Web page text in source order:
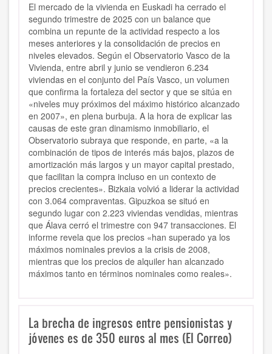
El mercado de la vivienda en Euskadi ha cerrado el
segundo trimestre de 2025 con un balance que
combina un repunte de la actividad respecto a los
meses anteriores y la consolidación de precios en
niveles elevados. Según el Observatorio Vasco de la
Vivienda, entre abril y junio se vendieron 6.234
viviendas en el conjunto del País Vasco, un volumen
que confirma la fortaleza del sector y que se sitúa en
«niveles muy próximos del máximo histórico alcanzado
en 2007», en plena burbuja. A la hora de explicar las
causas de este gran dinamismo inmobiliario, el
Observatorio subraya que responde, en parte, «a la
combinación de tipos de interés más bajos, plazos de
amortización más largos y un mayor capital prestado,
que facilitan la compra incluso en un contexto de
precios crecientes». Bizkaia volvió a liderar la actividad
con 3.064 compraventas. Gipuzkoa se situó en
segundo lugar con 2.223 viviendas vendidas, mientras
que Álava cerró el trimestre con 947 transacciones. El
informe revela que los precios «han superado ya los
máximos nominales previos a la crisis de 2008,
mientras que los precios de alquiler han alcanzado
máximos tanto en términos nominales como reales».
La brecha de ingresos entre pensionistas y
jóvenes es de 350 euros al mes (El Correo)